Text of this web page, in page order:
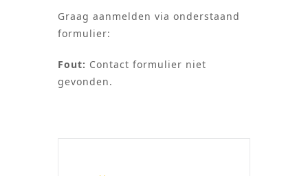
Graag aanmelden via onderstaand
formulier:
Fout: Contact formulier niet
gevonden.